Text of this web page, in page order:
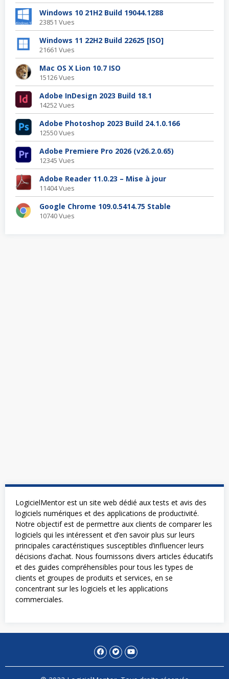
Windows 10 21H2 Build 19044.1288
23851 Vues
Windows 11 22H2 Build 22625 [ISO]
21661 Vues
Mac OS X Lion 10.7 ISO
15126 Vues
Adobe InDesign 2023 Build 18.1
14252 Vues
Adobe Photoshop 2023 Build 24.1.0.166
12550 Vues
Adobe Premiere Pro 2026 (v26.2.0.65)
12345 Vues
Adobe Reader 11.0.23 – Mise à jour
11404 Vues
Google Chrome 109.0.5414.75 Stable
10740 Vues
LogicielMentor est un site web dédié aux tests et avis des
logiciels numériques et des applications de productivité.
Notre objectif est de permettre aux clients de comparer les
logiciels qui les intéressent et d’en savoir plus sur leurs
principales caractéristiques susceptibles d’influencer leurs
décisions d’achat. Nous fournissons divers articles éducatifs
et des guides compréhensibles pour tous les types de
clients et groupes de produits et services, en se
concentrant sur les logiciels et les applications
commerciales.